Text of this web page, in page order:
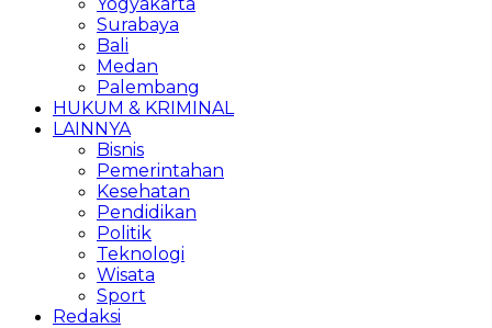
Surabaya
Bali
Medan
Palembang
HUKUM & KRIMINAL
LAINNYA
Bisnis
Pemerintahan
Kesehatan
Pendidikan
Politik
Teknologi
Wisata
Sport
Redaksi